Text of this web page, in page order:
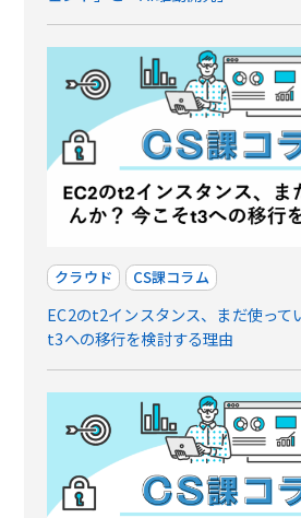
クラウド CS課コラム
EC2のt2インスタンス、まだ使って
t3への移行を検討する理由